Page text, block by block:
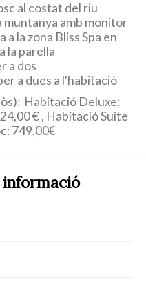
al costat del riu
muntanya amb monitor
la zona Bliss Spa en
la parella
a dos
a dues a l'habitació
Habitació Deluxe:
€ , Habitació Suite
749,00€
informació